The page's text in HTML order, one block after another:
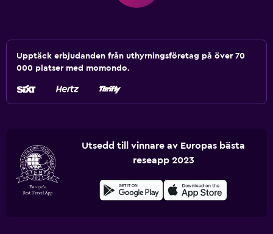
Upptäck erbjudanden från uthyrningsföretag på över 70
000 platser med momondo.
Utsedd till vinnare av Europas bästa
reseapp 2023